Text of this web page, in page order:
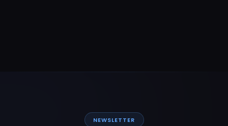
NEWSLETTER